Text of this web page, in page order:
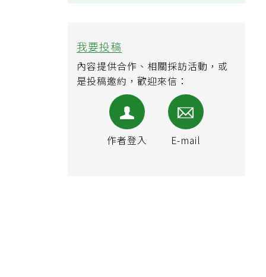
我要投稿
內容提供合作、相關採訪活動，或